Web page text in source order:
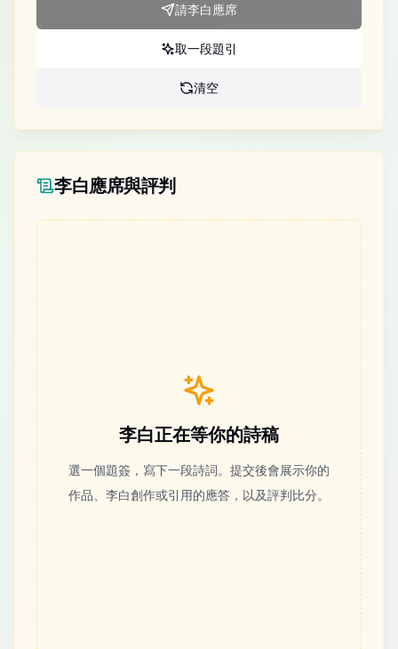
請李白應席
取一段題引
清空
李白應席與評判
李白正在等你的詩稿
選一個題簽，寫下一段詩詞。提交後會展示你的
作品、李白創作或引用的應答，以及評判比分。